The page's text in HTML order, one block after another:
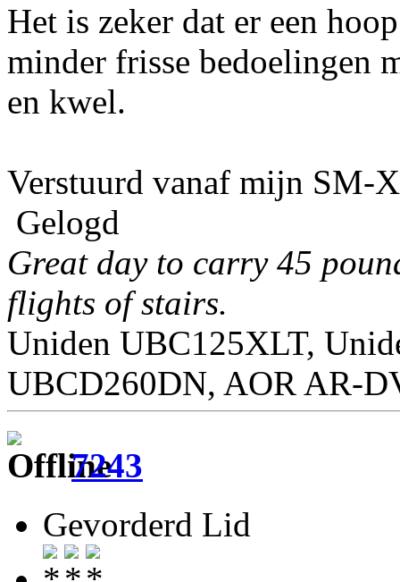
Het is zeker dat er een
minder frisse bedoelingen
en kwel.
Verstuurd vanaf mijn SM-
Gelogd
Great day to carry 45
flights of stairs.
Uniden UBC125XLT,
UBCD260DN, AOR AR-
7243
Gevorderd Lid